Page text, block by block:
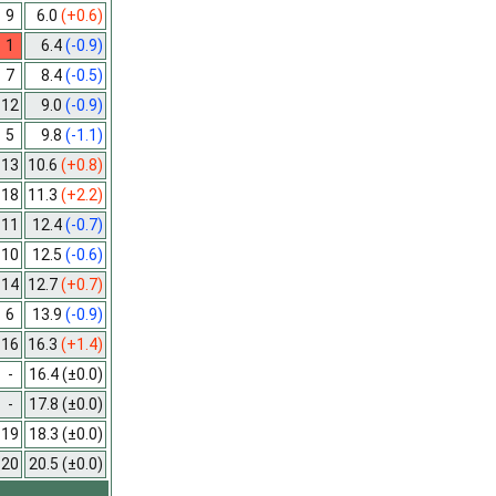
9 6.0 (+0.6)
1 6.4(-0.9)
7 8.4(-0.5)
12 9.0 (-0.9)
5 9.8 (-1.1)
13 10.6 (+0.8)
18 11.3 (+2.2)
11 12.4(-0.7)
10 12.5 (-0.6)
14 12.7(+0.7)
6 13.9 (-0.9)
16 16.3 (+1.4)
- 16.4(±0.0)
- 17.8 (±0.0)
19 18.3 (±0.0)
20 20.5 (±0.0)